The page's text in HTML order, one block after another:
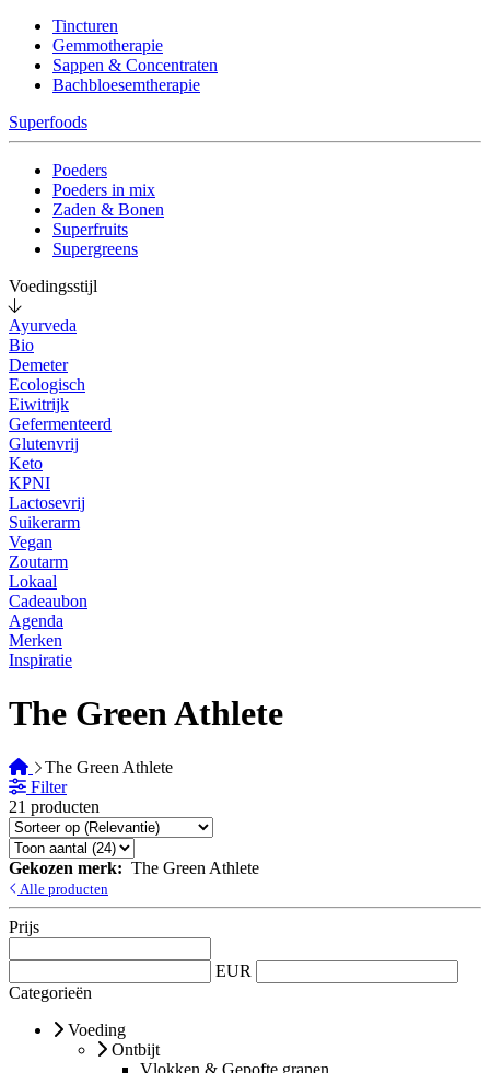
Tincturen
Gemmotherapie
Sappen & Concentraten
Bachbloesemtherapie
Superfoods
Poeders
Poeders in mix
Zaden & Bonen
Superfruits
Supergreens
Voedingsstijl
Ayurveda
Bio
Demeter
Ecologisch
Eiwitrijk
Gefermenteerd
Glutenvrij
Keto
KPNI
Lactosevrij
Suikerarm
Vegan
Zoutarm
Lokaal
Cadeaubon
Agenda
Merken
Inspiratie
The Green Athlete
The Green Athlete
Filter
21 producten
Gekozen merk: The Green Athlete
Alle producten
Prijs
EUR
Categorieën
Voeding
Ontbijt
Vlokken & Gepofte granen